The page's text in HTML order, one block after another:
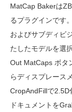
MatCap Bakerは
るプラグインです
およびサブディビ
たしたモデルを選
Out MatCaps ボタ
らディスプレース
CropAndFillで2.5D
ドキュメントを